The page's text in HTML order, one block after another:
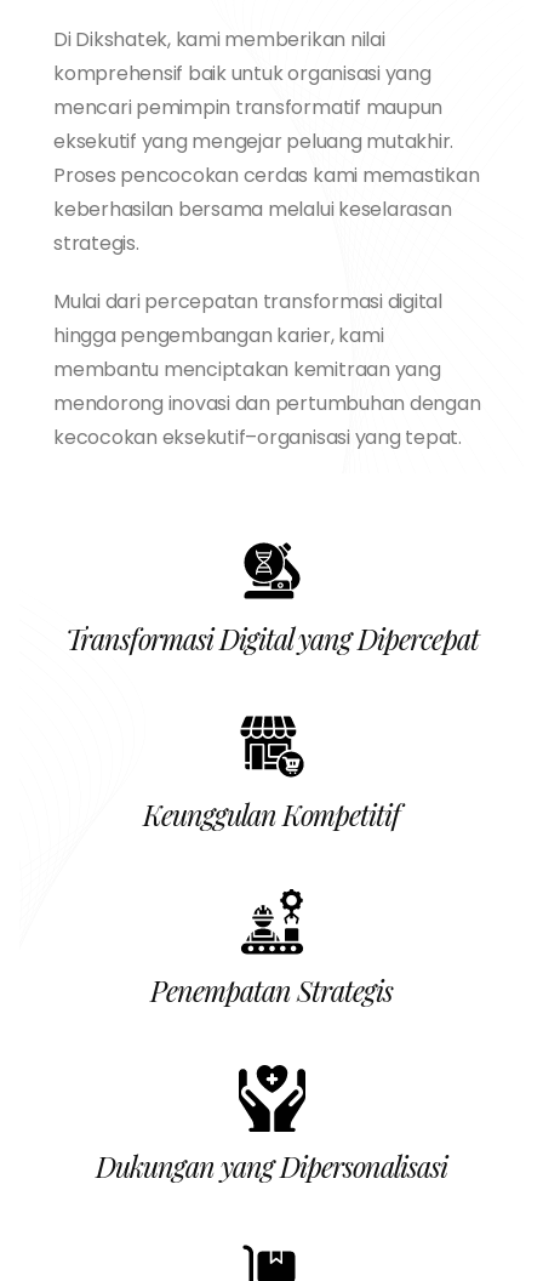
Di Dikshatek, kami memberikan nilai
komprehensif baik untuk organisasi yang
mencari pemimpin transformatif maupun
eksekutif yang mengejar peluang mutakhir.
Proses pencocokan cerdas kami memastikan
keberhasilan bersama melalui keselarasan
strategis.
Mulai dari percepatan transformasi digital
hingga pengembangan karier, kami
membantu menciptakan kemitraan yang
mendorong inovasi dan pertumbuhan dengan
kecocokan eksekutif–organisasi yang tepat.
Transformasi Digital yang Dipercepat
Keunggulan Kompetitif
Penempatan Strategis
Dukungan yang Dipersonalisasi